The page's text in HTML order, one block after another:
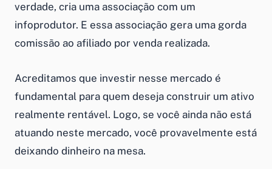
verdade, cria uma associação com um
infoprodutor. E essa associação gera uma gorda
comissão ao afiliado por venda realizada.
Acreditamos que investir nesse mercado é
fundamental para quem deseja construir um ativo
realmente rentável. Logo, se você ainda não está
atuando neste mercado, você provavelmente está
deixando dinheiro na mesa.